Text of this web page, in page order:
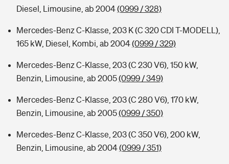
Diesel, Limousine, ab 2004(0999 / 328)
Mercedes-Benz C-Klasse, 203 K (C 320 CDI T-MODELL),
165 kW, Diesel, Kombi, ab 2004(0999 / 329)
Mercedes-Benz C-Klasse, 203 (C 230 V6), 150 kW,
Benzin, Limousine, ab 2005(0999 / 349)
Mercedes-Benz C-Klasse, 203 (C 280 V6), 170 kW,
Benzin, Limousine, ab 2005(0999 / 350)
Mercedes-Benz C-Klasse, 203 (C 350 V6), 200 kW,
Benzin, Limousine, ab 2004(0999 / 351)